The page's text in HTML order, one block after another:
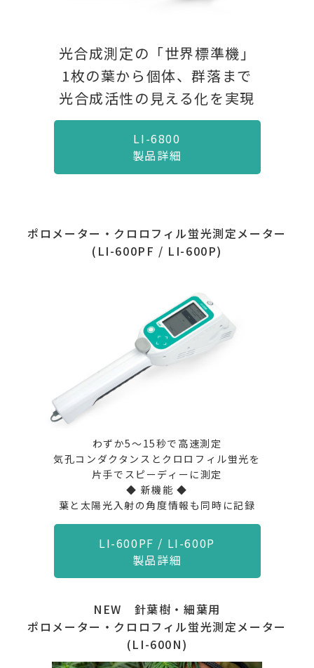
光合成測定の「世界標準機」
1枚の葉から個体、群落まで
光合成活性の見える化を実現
LI-6800
製品詳細
ポロメーター・クロロフィル蛍光測定メーター
(LI-600PF / LI-600P)
わずか5～15秒で高速測定
気孔コンダクタンスとクロロフィル蛍光を
片手でスピーディーに測定
◆ 新機能 ◆
葉と太陽光入射の角度情報も同時に記録
LI-600PF / LI-600P
製品詳細
NEW
針葉樹・細葉用
ポロメーター・クロロフィル蛍光測定メーター
(LI-600N)